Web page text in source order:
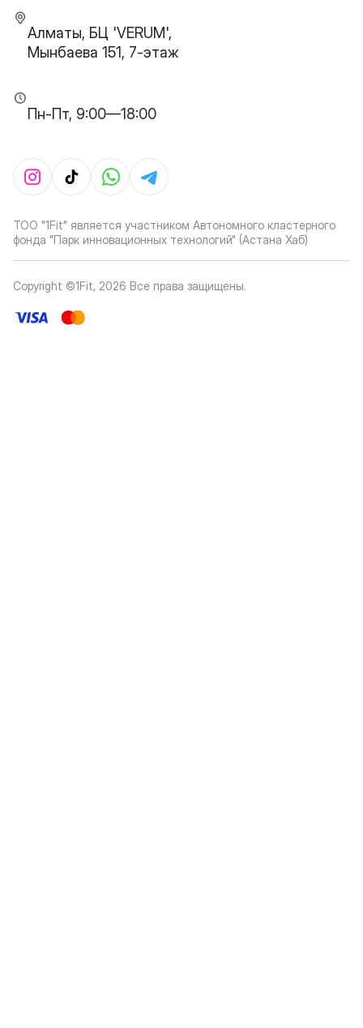
Алматы, БЦ 'VERUM',
Мынбаева 151, 7-этаж
Пн-Пт, 9:00—18:00
ТОО "1Fit" является участником Автономного кластерного
фонда "Парк инновационных технологий" (Астана Хаб)
Copyright ©1Fit, 2026 Все права защищены.